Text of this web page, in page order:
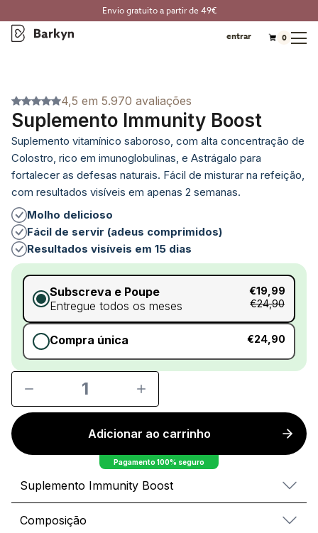
Envio gratuito a partir de 49€
entrar 0
4,5 em 5.970 avaliações
Suplemento Immunity Boost
Suplemento vitamínico saboroso, com alta concentração de
Colostro, rico em imunoglobulinas, e Astrágalo para
fortalecer as defesas naturais. Fácil de misturar na refeição,
com resultados visíveis em apenas 2 semanas.
Molho delicioso
Fácil de servir (adeus comprimidos)
Resultados visíveis em 15 dias
Subscreva e Poupe
Entregue todos os meses
€19,99
€24,90
Compra única €24,90
1
Adicionar ao carrinho
Pagamento 100% seguro
Suplemento Immunity Boost
Composição